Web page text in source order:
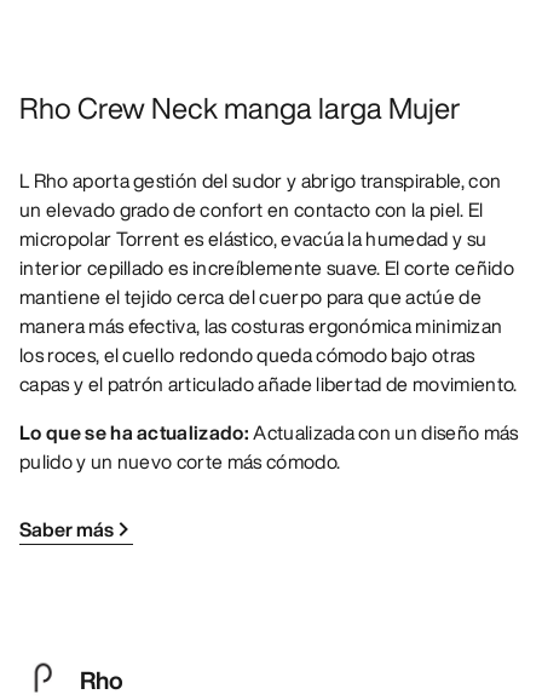
Rho Crew Neck manga larga Mujer
L Rho aporta gestión del sudor y abrigo transpirable, con
un elevado grado de confort en contacto con la piel. El
micropolar Torrent es elástico, evacúa la humedad y su
interior cepillado es increíblemente suave. El corte ceñido
mantiene el tejido cerca del cuerpo para que actúe de
manera más efectiva, las costuras ergonómica minimizan
los roces, el cuello redondo queda cómodo bajo otras
capas y el patrón articulado añade libertad de movimiento.
Lo que se ha actualizado:Actualizada con un diseño más
pulido y un nuevo corte más cómodo.
Saber más
Rho